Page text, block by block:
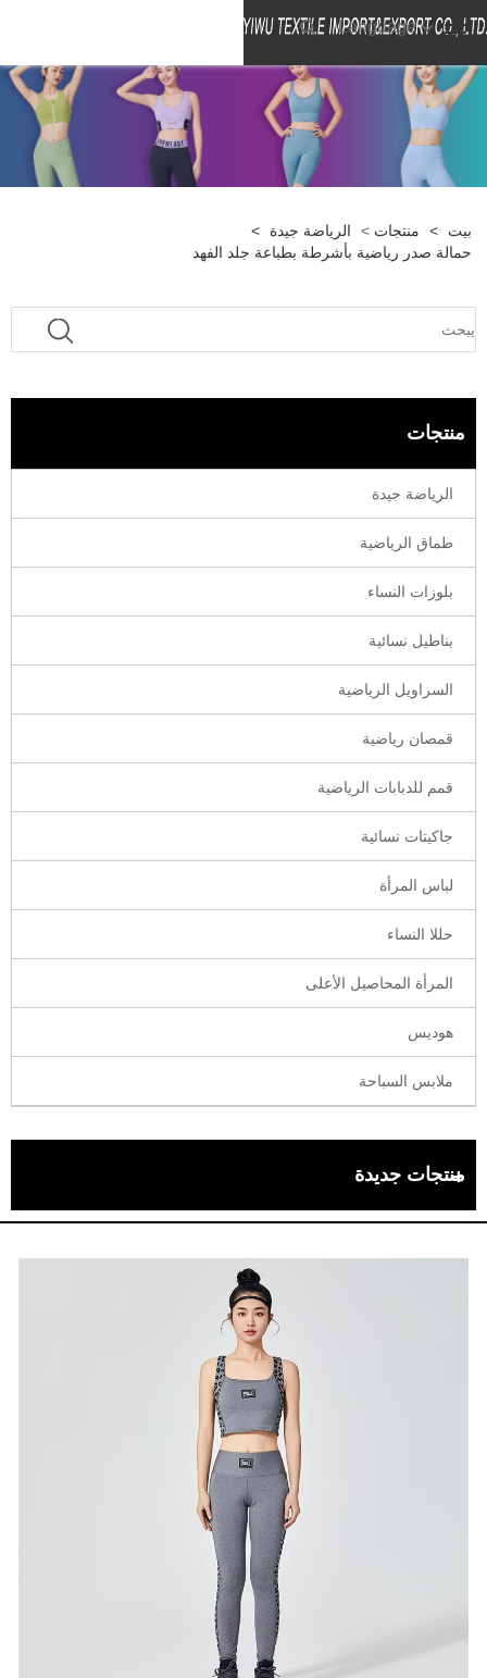
Language
بيت > منتجات > الرياضة جيدة
>
حمالة صدر رياضية بأشرطة بطباعة جلد الفهد
منتجات
الرياضة جيدة
طماق الرياضية
بلوزات النساء
بناطيل نسائية
السراويل الرياضية
قمصان رياضية
قمم للدبابات الرياضية
جاكيتات نسائية
لباس المرأة
حللا النساء
المرأة المحاصيل الأعلى
هوديس
ملابس السباحة
منتجات جديدة